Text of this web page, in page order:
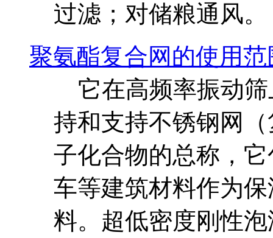
过滤；对储粮通风。
聚氨酯复合网的使用范
它在高频率振动筛
持和支持不锈钢网
子化合物的总称，
车等建筑材料作为
料。超低密度刚性